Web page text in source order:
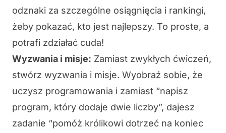
odznaki za szczególne osiągnięcia i rankingi,
żeby pokazać, kto jest najlepszy. To proste, a
potrafi zdziałać cuda!
Wyzwania i misje: Zamiast zwykłych ćwiczeń,
stwórz wyzwania i misje. Wyobraź sobie, że
uczysz programowania i zamiast “napisz
program, który dodaje dwie liczby”, dajesz
zadanie “pomóż królikowi dotrzeć na koniec